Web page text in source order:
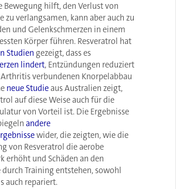
Bewegung hilft, den Verlust von
zu verlangsamen, kann aber auch zu
und Gelenkschmerzen in einem
Körper führen. Resveratrol hat
Studien gezeigt, dass es
lindert, Entzündungen reduziert
verbundenen Knorpelabbau
neue Studieaus Australien zeigt,
auf diese Weise auch für die
von Vorteil ist. Die Ergebnisse
andere
wider, die zeigten, wie die
von Resveratrol die aerobe
erhöht und Schäden an den
Training entstehen, sowohl
auch repariert.